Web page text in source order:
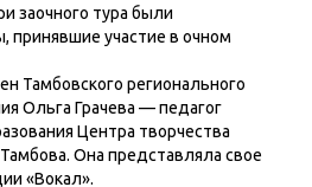
заочного тура были
принявшие участие в очном
Тамбовского регионального
Ольга Грачева — педагог
Центра творчества
Она представляла свое
«Вокал».